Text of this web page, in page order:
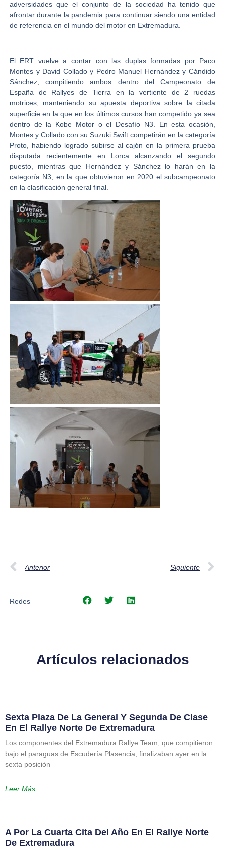
adversidades que el conjunto de la sociedad ha tenido que
afrontar durante la pandemia para continuar siendo una entidad
de referencia en el mundo del motor en Extremadura.
El ERT vuelve a contar con las duplas formadas por Paco
Montes y David Collado y Pedro Manuel Hernández y Cándido
Sánchez, compitiendo ambos dentro del Campeonato de
España de Rallyes de Tierra en la vertiente de 2 ruedas
motrices, manteniendo su apuesta deportiva sobre la citada
superficie en la que en los últimos cursos han competido ya sea
dentro de la Kobe Motor o el Desafío N3. En esta ocasión,
Montes y Collado con su Suzuki Swift competirán en la categoría
Proto, habiendo logrado subirse al cajón en la primera prueba
disputada recientemente en Lorca alcanzando el segundo
puesto, mientras que Hernández y Sánchez lo harán en la
categoría N3, en la que obtuvieron en 2020 el subcampeonato
en la clasificación general final.
Anterior Siguiente
Redes
Artículos relacionados
Sexta Plaza De La General Y Segunda De Clase
En El Rallye Norte De Extremadura
Los componentes del Extremadura Rallye Team, que compitieron
bajo el paraguas de Escudería Plasencia, finalizaban ayer en la
sexta posición
Leer Más
A Por La Cuarta Cita Del Año En El Rallye Norte
De Extremadura